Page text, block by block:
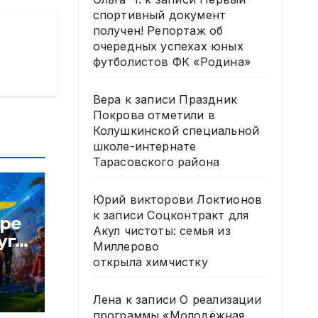
спортивный документ
получен! Репортаж об
очередных успехах юных
футболистов ФК «Родина»
Вера к записи Праздник
Покрова отметили в
Колушкинской специальной
школе-интернате
Тарасовского района
Юрий викторови Локтионов
к записиСоцконтракт для
Акул чистоты: семья из
Миллерово
открыла химчистку
Лена к записиО реализации
программы «Молодёжная